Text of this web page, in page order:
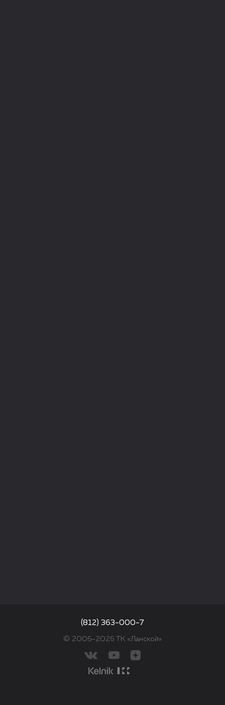
© 2006–2026 ТК «Ланской»
(812) 363-000-7